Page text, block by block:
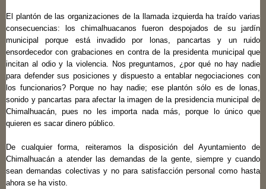
El plantón de las organizaciones de la llamada izquierda ha traído varias
consecuencias: los chimalhuacanos fueron despojados de su jardín
municipal porque está invadido por lonas, pancartas y un ruido
ensordecedor con grabaciones en contra de la presidenta municipal que
incitan al odio y la violencia. Nos preguntamos, ¿por qué no hay nadie
para defender sus posiciones y dispuesto a entablar negociaciones con
los funcionarios? Porque no hay nadie; ese plantón sólo es de lonas,
sonido y pancartas para afectar la imagen de la presidencia municipal de
Chimalhuacán, pues no les importa nada más, porque lo único que
quieren es sacar dinero público.
De cualquier forma, reiteramos la disposición del Ayuntamiento de
Chimalhuacán a atender las demandas de la gente, siempre y cuando
sean demandas colectivas y no para satisfacción personal como hasta
ahora se ha visto.